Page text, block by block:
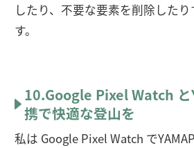
したり、不要な要素を削除した
す。
10.Google Pixel Watch と
携で快適な登山を
私は Google Pixel Watch で